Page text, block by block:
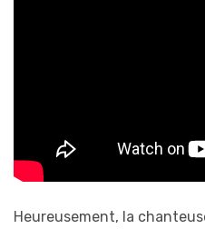
Heureusement, la